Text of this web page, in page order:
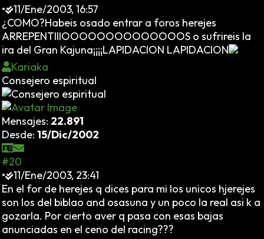
•
11/Ene/2003, 16:57
¿COMO?Habeis osado entrar a foros herejes
ARREPENTIIIOOOOOOOOOOOOOOS o sufrireis la
ira del Gran Kajuna¡¡¡¡LAPIDACION LAPIDACION
Kariaka
Consejero espiritual
Mensajes: 22.891
Desde: 15/Dic/2002
#20
•
11/Ene/2003, 23:41
En el for de herejes q dices para mi los unicos hjerejes
son los del biblao and osasuna y un poco la real asi k a
gozarla. Por cierto aver q pasa con esas bajas
anunciadas en el ceno del racing???